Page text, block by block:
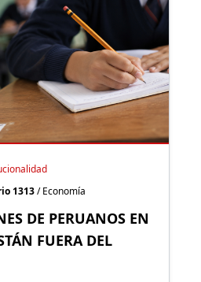
1313/ Economía
DE PERUANOS EN
FUERA DEL